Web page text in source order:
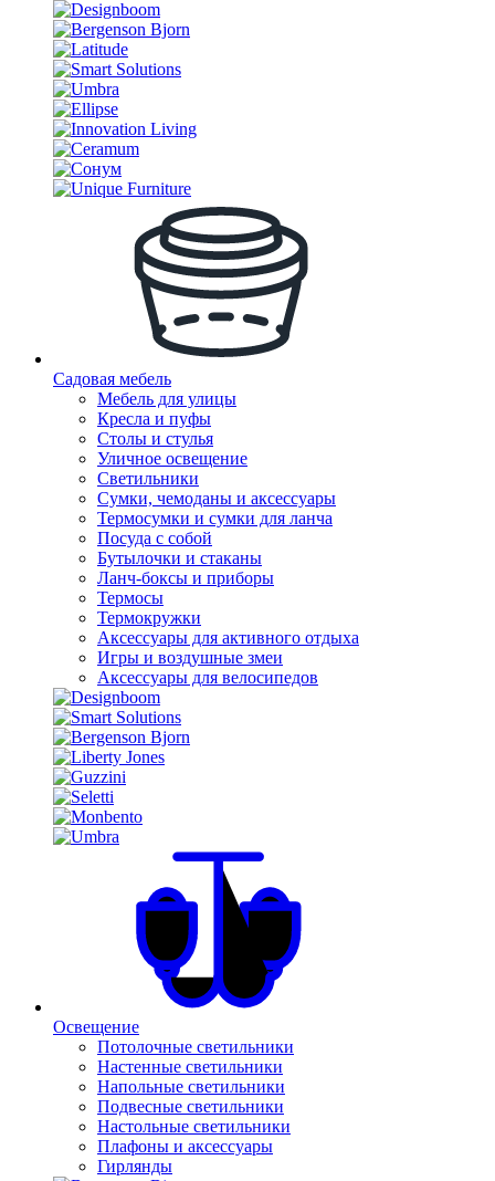
Садовая мебель
Мебель для улицы
Кресла и пуфы
Столы и стулья
Уличное освещение
Светильники
Сумки, чемоданы и аксессуары
Термосумки и сумки для ланча
Посуда с собой
Бутылочки и стаканы
Ланч-боксы и приборы
Термосы
Термокружки
Аксессуары для активного отдыха
Игры и воздушные змеи
Аксессуары для велосипедов
Освещение
Потолочные светильники
Настенные светильники
Напольные светильники
Подвесные светильники
Настольные светильники
Плафоны и аксессуары
Гирлянды